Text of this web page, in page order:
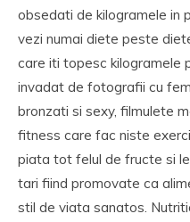
obsedati de kilogramele in
vezi numai diete peste
care iti topesc kilogramele
invadat de fotografii cu
bronzati si sexy, filmulete
fitness care fac niste
piata tot felul de fructe si
tari fiind promovate ca
stil de viata sanatos.